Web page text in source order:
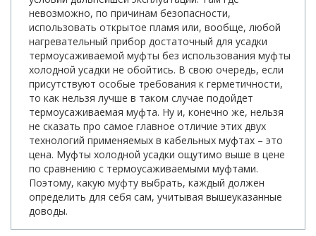
невозможно, по причинам безопасности,
использовать открытое пламя или, вообще, любой
нагревательный прибор достаточный для усадки
термоусаживаемой муфты без использования муфты
холодной усадки не обойтись. В свою очередь, если
присутствуют особые требования к герметичности,
то как нельзя лучше в таком случае подойдет
термоусаживаемая муфта. Ну и, конечно же, нельзя
не сказать про самое главное отличие этих двух
технологий применяемых в кабельных муфтах – это
цена. Муфты холодной усадки ощутимо выше в цене
по сравнению с термоусаживаемыми муфтами.
Поэтому, какую муфту выбрать, каждый должен
определить для себя сам, учитывая вышеуказанные
доводы.